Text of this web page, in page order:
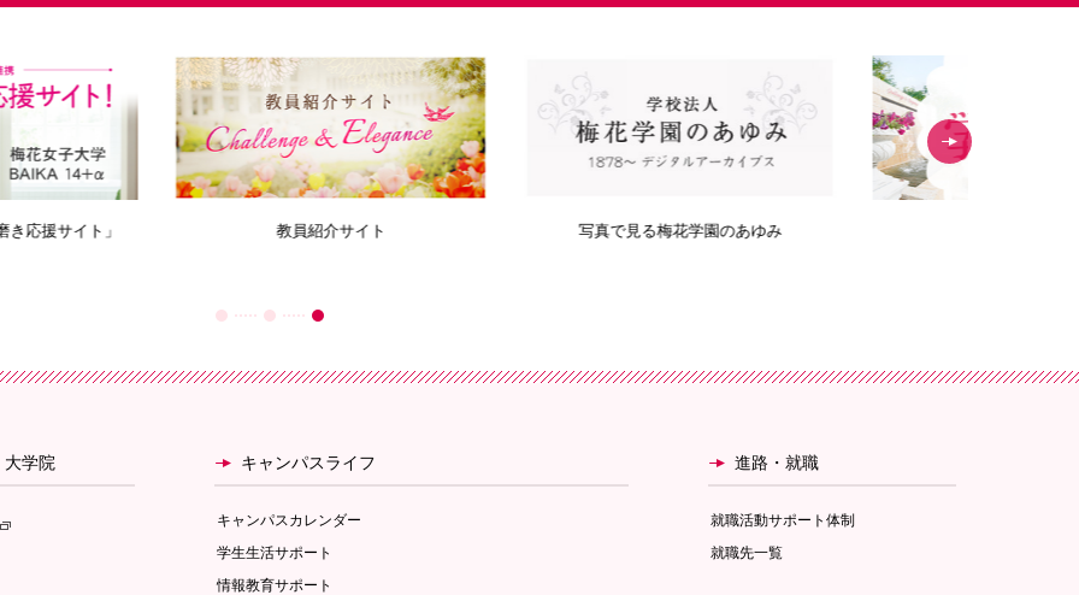
教員紹介サイト 写真で見る梅花学園のあゆみ 梅花ブログ
大学院 キャンパスライフ
キャンパスカレンダー
学生生活サポート
情報教育サポート
進路・就職
就職活動サポート体制
就職先一覧